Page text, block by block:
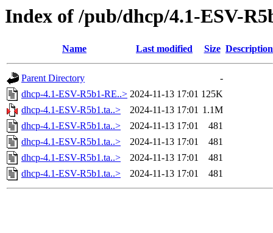
Index of /pub/dhcp/4.1-ESV-
Name Last modified Size Description
Parent Directory
-
dhcp-4.1-ESV-R5b1-RE..> 2024-11-13 17:01 125K
dhcp-4.1-ESV-R5b1.ta..>
2024-11-13 17:01 1.1M
dhcp-4.1-ESV-R5b1.ta..>
2024-11-13 17:01
481
dhcp-4.1-ESV-R5b1.ta..>
2024-11-13 17:01
481
dhcp-4.1-ESV-R5b1.ta..>
2024-11-13 17:01
481
dhcp-4.1-ESV-R5b1.ta..>
2024-11-13 17:01 481